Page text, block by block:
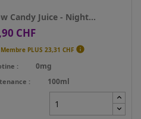
Candy Juice - Night...
CHF
PLUS23,31 CHF 
0mg
100ml